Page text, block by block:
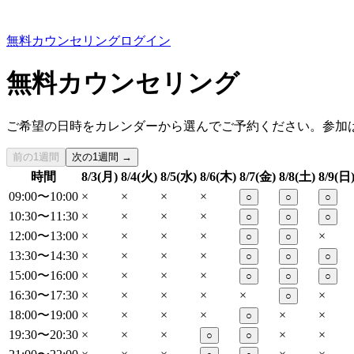
無料カウンセリングログイン
無料カウンセリング
ご希望の日時をカレンダーから選んでご予約ください。参加
前の1週間 次の1週間 →
時間 8/3(月) 8/4(火) 8/5(水) 8/6(木) 8/7(金) 8/8(土) 8/9(日)
09:00〜10:00 × × × × ○ ○ ○
10:30〜11:30 × × × × ○ ○ ○
12:00〜13:00 × × × × ○ ○
×
13:30〜14:30 × × × × ○ ○ ○
15:00〜16:00 × × × × ○ ○ ○
16:30〜17:30 × × × × × ○
×
18:00〜19:00 × × × × ○ ×
×
19:30〜20:30 × × × ○ ○ ×
×